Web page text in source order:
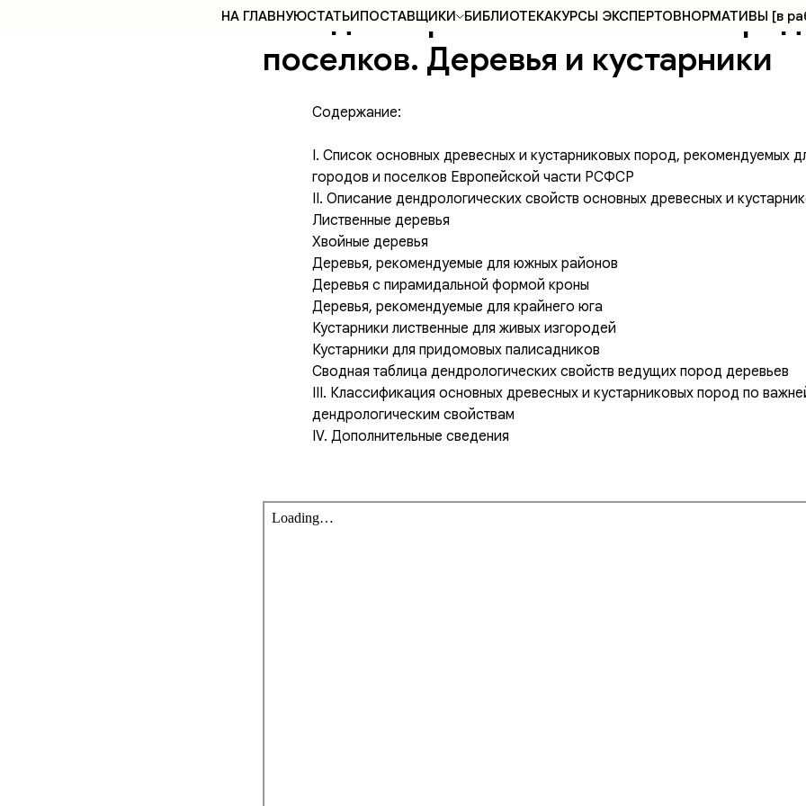
НА ГЛАВНУЮСТАТЬИПОСТАВЩИКИ БИБЛИОТЕКАКУРСЫ ЭКСПЕРТОВНОРМАТИВЫ [в
Гольденберг П. Озеленение
поселков. Деревья и кустарники
Содержание:
I. Список основных древесных и кустарниковых пород, рекомендуемых
городов и поселков Европейской части РСФСР
II. Описание дендрологических свойств основных древесных и
Лиственные деревья
Хвойные деревья
Деревья, рекомендуемые для южных районов
Деревья с пирамидальной формой кроны
Деревья, рекомендуемые для крайнего юга
Кустарники лиственные для живых изгородей
Кустарники для придомовых палисадников
Сводная таблица дендрологических свойств ведущих пород деревьев
III. Классификация основных древесных и кустарниковых пород по
дендрологическим свойствам
IV. Дополнительные сведения